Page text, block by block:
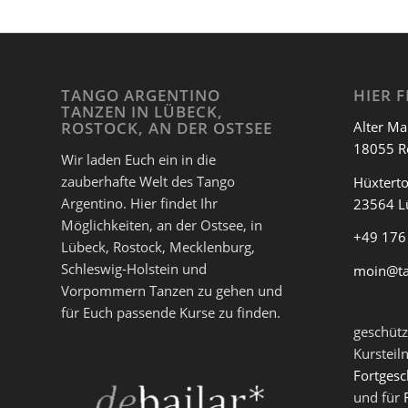
TANGO ARGENTINO
TANZEN IN LÜBECK,
ROSTOCK, AN DER OSTSEE
Wir laden Euch ein in die
zauberhafte Welt des Tango
Argentino. Hier findet Ihr
Möglichkeiten, an der Ostsee, in
Lübeck, Rostock, Mecklenburg,
Schleswig-Holstein und
Vorpommern Tanzen zu gehen und
für Euch passende Kurse zu finden.
HIER
Alter
18055
23564
+49
und für